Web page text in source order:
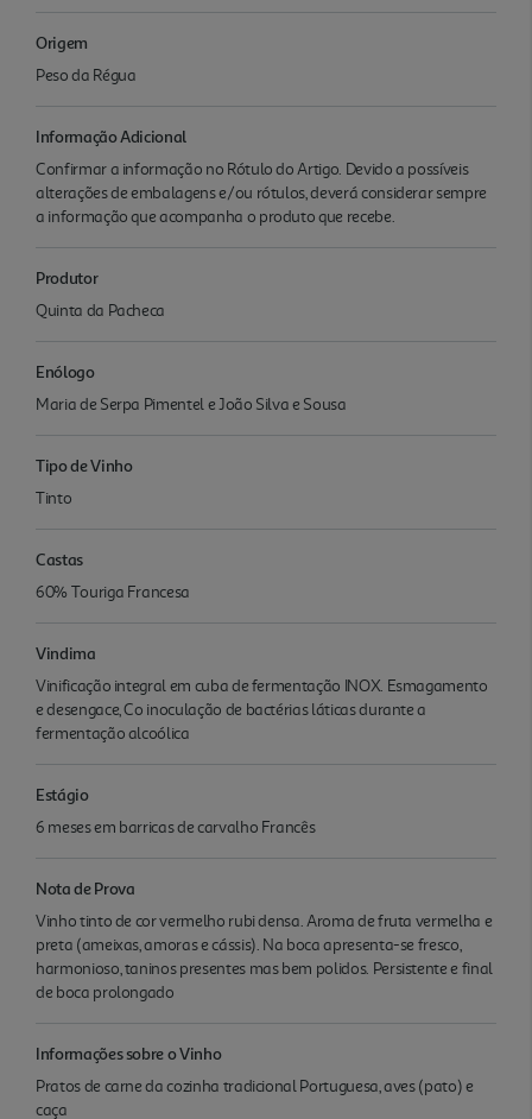
Origem
Peso da Régua
Informação Adicional
Confirmar a informação no Rótulo do Artigo. Devido a possíveis
alterações de embalagens e/ou rótulos, deverá considerar sempre
a informação que acompanha o produto que recebe.
Produtor
Quinta da Pacheca
Enólogo
Maria de Serpa Pimentel e João Silva e Sousa
Tipo de Vinho
Tinto
Castas
60% Touriga Francesa
Vindima
Vinificação integral em cuba de fermentação INOX. Esmagamento
e desengace, Co inoculação de bactérias láticas durante a
fermentação alcoólica
Estágio
6 meses em barricas de carvalho Francês
Nota de Prova
Vinho tinto de cor vermelho rubi densa. Aroma de fruta vermelha e
preta (ameixas, amoras e cássis). Na boca apresenta-se fresco,
harmonioso, taninos presentes mas bem polidos. Persistente e final
de boca prolongado
Informações sobre o Vinho
Pratos de carne da cozinha tradicional Portuguesa, aves (pato) e
caça